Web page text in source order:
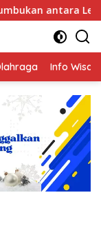
Indo-Australia
Info